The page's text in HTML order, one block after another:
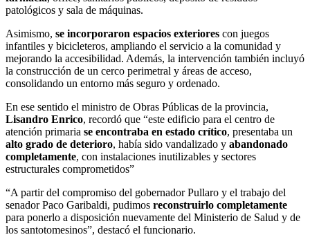
patológicos y sala de máquinas.
Asimismo, se incorporaron espacios exteriores con juegos
infantiles y bicicleteros, ampliando el servicio a la comunidad y
mejorando la accesibilidad. Además, la intervención también incluyó
la construcción de un cerco perimetral y áreas de acceso,
consolidando un entorno más seguro y ordenado.
En ese sentido el ministro de Obras Públicas de la provincia,
Lisandro Enrico, recordó que “este edificio para el centro de
atención primaria se encontraba en estado crítico, presentaba un
alto grado de deterioro, había sido vandalizado y abandonado
completamente, con instalaciones inutilizables y sectores
estructurales comprometidos”
“A partir del compromiso del gobernador Pullaro y el trabajo del
senador Paco Garibaldi, pudimos reconstruirlo completamente
para ponerlo a disposición nuevamente del Ministerio de Salud y de
los santotomesinos”, destacó el funcionario.